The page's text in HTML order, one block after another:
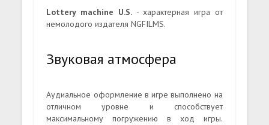
Lottery machine U.S.- характерная игра от
немолодого издателя NGFILMS.
Звуковая атмосфера
Аудиальное оформление в игре выполнено на
отличном уровне и способствует
максимальному погружению в ход игры.